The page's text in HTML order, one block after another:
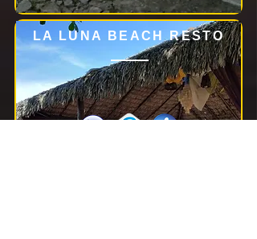
LA LUNA BEACH RESTO